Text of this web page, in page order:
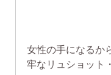
女性の手になるか
牢なリュショット